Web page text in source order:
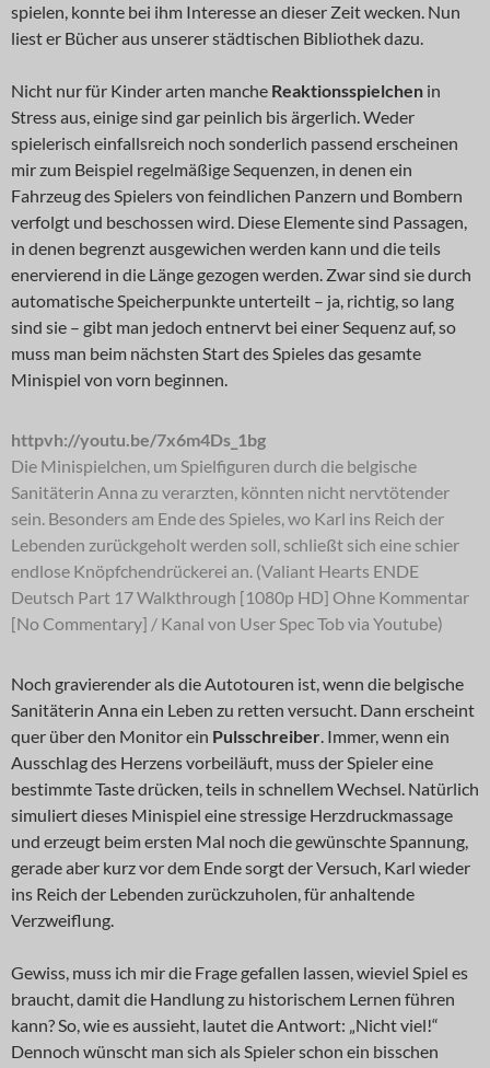
spielen, konnte bei ihm Interesse an dieser Zeit wecken. Nun
liest er Bücher aus unserer städtischen Bibliothek dazu.
Nicht nur für Kinder arten manche Reaktionsspielchen in
Stress aus, einige sind gar peinlich bis ärgerlich. Weder
spielerisch einfallsreich noch sonderlich passend erscheinen
mir zum Beispiel regelmäßige Sequenzen, in denen ein
Fahrzeug des Spielers von feindlichen Panzern und Bombern
verfolgt und beschossen wird. Diese Elemente sind Passagen,
in denen begrenzt ausgewichen werden kann und die teils
enervierend in die Länge gezogen werden. Zwar sind sie durch
automatische Speicherpunkte unterteilt – ja, richtig, so lang
sind sie – gibt man jedoch entnervt bei einer Sequenz auf, so
muss man beim nächsten Start des Spieles das gesamte
Minispiel von vorn beginnen.
httpvh://youtu.be/7x6m4Ds_1bg
Die Minispielchen, um Spielfiguren durch die belgische
Sanitäterin Anna zu verarzten, könnten nicht nervtötender
sein. Besonders am Ende des Spieles, wo Karl ins Reich der
Lebenden zurückgeholt werden soll, schließt sich eine schier
endlose Knöpfchendrückerei an. (Valiant Hearts ENDE
Deutsch Part 17 Walkthrough [1080p HD] Ohne Kommentar
[No Commentary] / Kanal von User Spec Tob via Youtube)
Noch gravierender als die Autotouren ist, wenn die belgische
Sanitäterin Anna ein Leben zu retten versucht. Dann erscheint
quer über den Monitor ein Pulsschreiber. Immer, wenn ein
Ausschlag des Herzens vorbeiläuft, muss der Spieler eine
bestimmte Taste drücken, teils in schnellem Wechsel. Natürlich
simuliert dieses Minispiel eine stressige Herzdruckmassage
und erzeugt beim ersten Mal noch die gewünschte Spannung,
gerade aber kurz vor dem Ende sorgt der Versuch, Karl wieder
ins Reich der Lebenden zurückzuholen, für anhaltende
Verzweiflung.
Gewiss, muss ich mir die Frage gefallen lassen, wieviel Spiel es
braucht, damit die Handlung zu historischem Lernen führen
kann? So, wie es aussieht, lautet die Antwort: „Nicht viel!“
Dennoch wünscht man sich als Spieler schon ein bisschen